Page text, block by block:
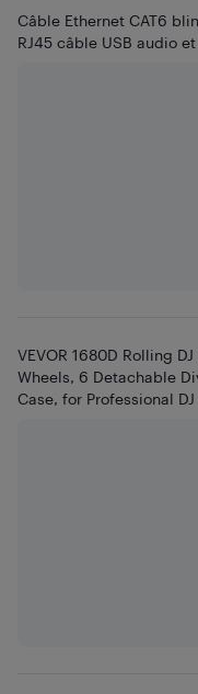
Câble Ethernet CAT6
RJ45 câble USB audio
VEVOR 1680D Rolling
Wheels, 6 Detachable
Case, for Professional